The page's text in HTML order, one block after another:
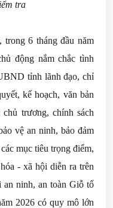
tra
trong 6 tháng đầu năm
động nắm chắc tình
tỉnh lãnh đạo, chỉ
kế hoạch, văn bản
trương, chính sách
vệ an ninh, bảo đảm
mục tiêu trọng điểm,
- xã hội diễn ra trên
an ninh, an toàn Giỗ tổ
2026 có quy mô lớn